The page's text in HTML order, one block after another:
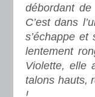
débordant
C’est dans
s’échappe
lentement
Violette, elle
talons hauts,
!